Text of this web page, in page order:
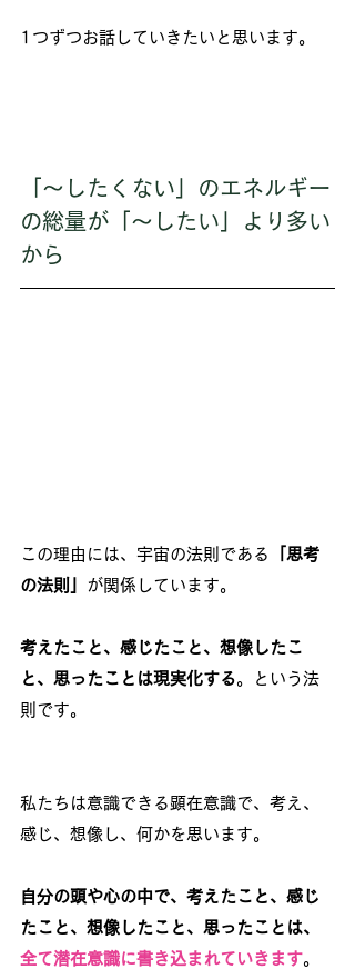
1つずつお話していきたいと思います。
「～したくない」のエネルギー
の総量が「～したい」より多い
から
この理由には、宇宙の法則である
「思考
の法則」
が関係しています。
考えたこと、感じたこと、想像したこ
と、思ったことは現実化する。という法
則です。
私たちは意識できる顕在意識で、考え、
感じ、想像し、何かを思います。
自分の頭や心の中で、考えたこと、感じ
たこと、想像したこと、思ったことは、
全て潜在意識に書き込まれていきます。